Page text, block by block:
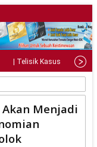
| Telisik Kasus |
Menjadi